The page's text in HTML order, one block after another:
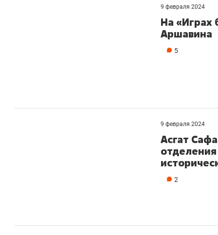
9 февраля 2024
На «Играх
Аршавина
5
9 февраля 2024
Асгат
2